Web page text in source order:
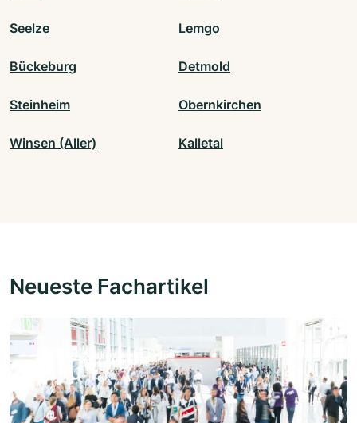
Seelze Lemgo
Bückeburg Detmold
Steinheim Obernkirchen
Winsen (Aller) Kalletal
Neueste Fachartikel